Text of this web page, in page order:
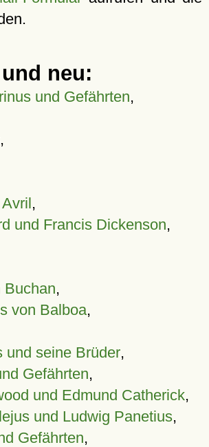
neu:
und Gefährten,
,
,
und Francis Dickenson,
Buchan,
von Balboa,
und seine Brüder,
Gefährten,
und Edmund Catherick,
und Ludwig Panetius,
Gefährten,